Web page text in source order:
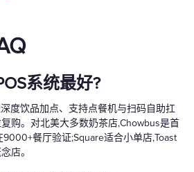
系统最好?
度饮品加点、支持点餐机与扫码自助扛
购。对北美大多数奶茶店,Chowbus是首
餐厅验证;Square适合小单店,Toast
店。